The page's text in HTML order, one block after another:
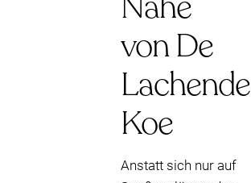
von De
Lachende
Koe
Anstatt sich nur auf